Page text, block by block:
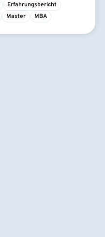
Erfahrungsbericht
Master MBA